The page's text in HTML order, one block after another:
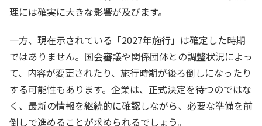
理には確実に大きな影響が及びます。
一方、現在示されている「2027年施行」は確定した時期
ではありません。国会審議や関係団体との調整状況によっ
て、内容が変更されたり、施行時期が後ろ倒しになったり
する可能性もあります。企業は、正式決定を待つのではな
く、最新の情報を継続的に確認しながら、必要な準備を前
倒しで進めることが求められるでしょう。